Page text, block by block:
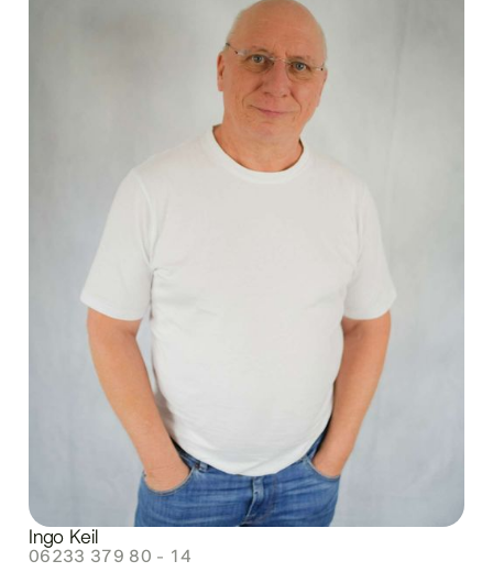
Ingo Keil
06233 379 80 - 14